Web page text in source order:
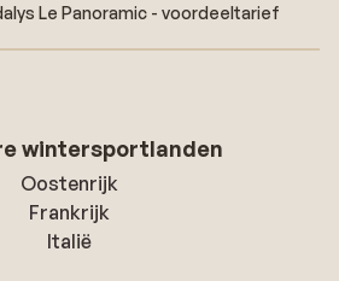
Le Panoramic - voordeeltarief
wintersportlanden
Oostenrijk
Frankrijk
Italië